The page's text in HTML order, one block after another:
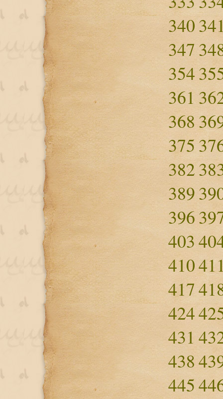
340
347
354
361
368
375
382
389
396
403
410
417
424
431
438
445